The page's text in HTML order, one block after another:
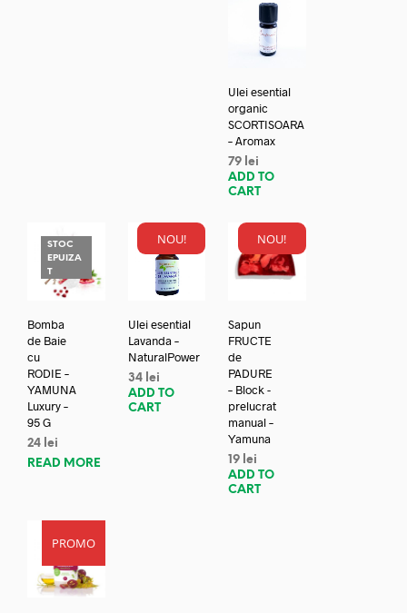
Ulei esential
organic
SCORTISOARA
– Aromax
79 lei
ADD TO
CART
STOC
EPUIZA
T
Bomba
de Baie
cu
RODIE –
YAMUNA
Luxury –
95 G
24 lei
READ MORE
NOU!
Ulei esential
Lavanda –
NaturalPower
34 lei
ADD TO
CART
NOU!
Sapun
FRUCTE
de
PADURE
– Block -
prelucrat
manual –
Yamuna
19 lei
ADD TO
CART
PROMO